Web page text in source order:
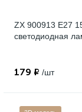
ZX 900913 E27
светодиодная
179 ₽ /шт